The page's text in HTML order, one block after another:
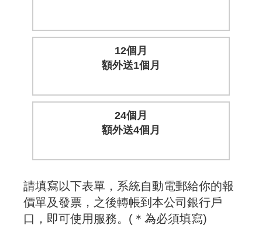
12個月
額外送1個月
24個月
額外送4個月
請填寫以下表單，系統自動電郵給你的報
價單及發票，之後轉帳到本公司銀行戶
口，即可使用服務。(＊為必須填寫)